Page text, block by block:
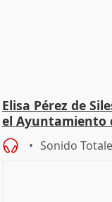
Elisa Pérez de
el Ayuntamiento
Sonido